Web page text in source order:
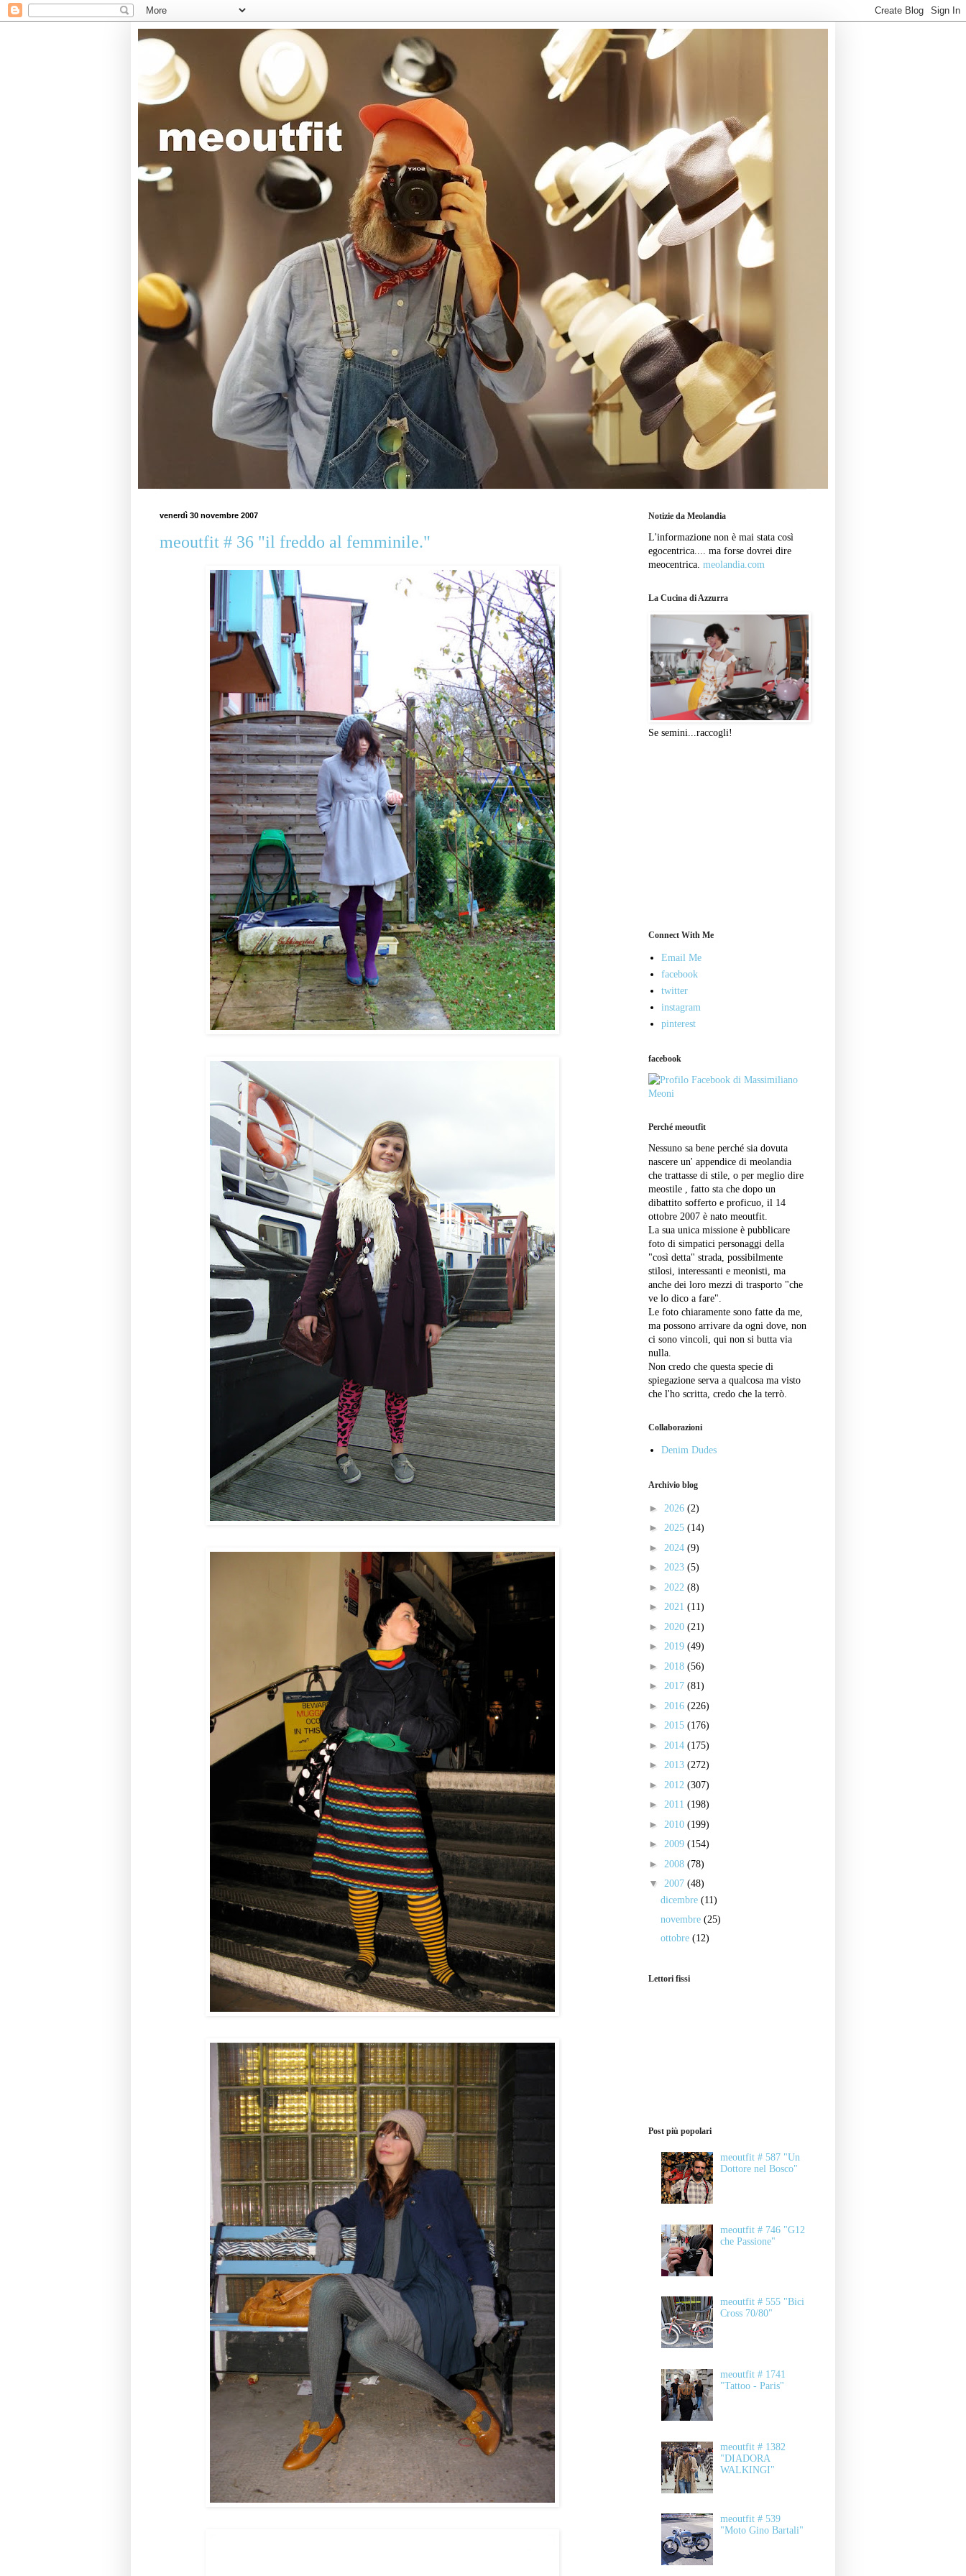
venerdì 30 novembre 2007
meoutfit # 36 "il freddo al femminile."
Notizie da Meolandia
L'informazione non è mai stata così
egocentrica.... ma forse dovrei dire
meocentrica. meolandia.com
La Cucina di Azzurra
Se semini...raccogli!
Connect With Me
Email Me
facebook
twitter
instagram
pinterest
facebook
Perché meoutfit
Nessuno sa bene perché sia dovuta
nascere un' appendice di meolandia
che trattasse di stile, o per meglio dire
meostile , fatto sta che dopo un
dibattito sofferto e proficuo, il 14
ottobre 2007 è nato meoutfit.
La sua unica missione è pubblicare
foto di simpatici personaggi della
"così detta" strada, possibilmente
stilosi, interessanti e meonisti, ma
anche dei loro mezzi di trasporto "che
ve lo dico a fare".
Le foto chiaramente sono fatte da me,
ma possono arrivare da ogni dove, non
ci sono vincoli, qui non si butta via
nulla.
Non credo che questa specie di
spiegazione serva a qualcosa ma visto
che l'ho scritta, credo che la terrò.
Collaborazioni
Denim Dudes
Archivio blog
► 2026 (2)
► 2025 (14)
► 2024 (9)
► 2023 (5)
► 2022 (8)
► 2021 (11)
► 2020 (21)
► 2019 (49)
► 2018 (56)
► 2017 (81)
► 2016 (226)
► 2015 (176)
► 2014 (175)
► 2013 (272)
► 2012 (307)
► 2011 (198)
► 2010 (199)
► 2009 (154)
► 2008 (78)
▼ 2007 (48)
dicembre (11)
novembre (25)
ottobre (12)
Lettori fissi
Post più popolari
meoutfit # 587 "Un
Dottore nel Bosco"
meoutfit # 746 "G12
che Passione"
meoutfit # 555 "Bici
Cross 70/80"
meoutfit # 1741
"Tattoo - Paris"
meoutfit # 1382
"DIADORA
WALKINGI"
meoutfit # 539
"Moto Gino Bartali"